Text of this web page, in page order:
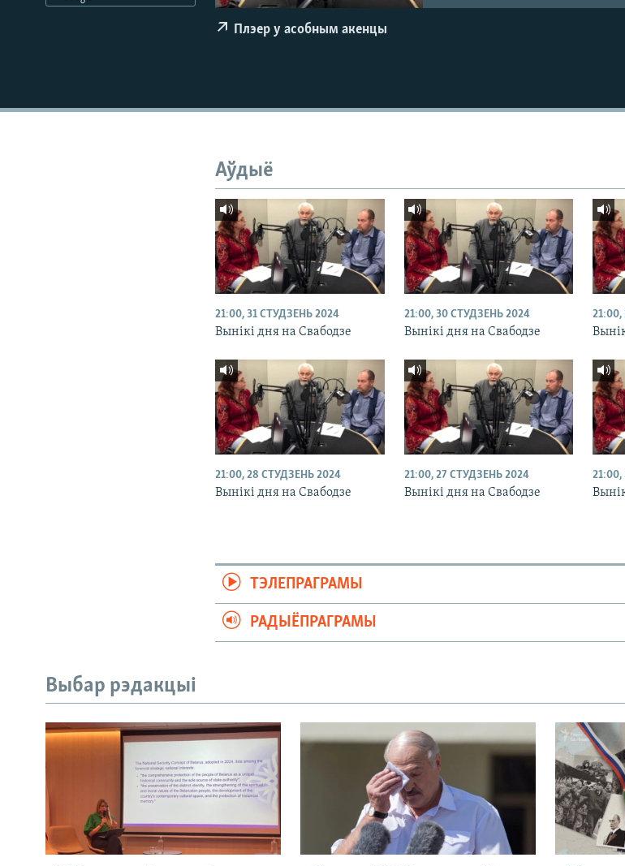
Плэер у асобным акенцы
Аўдыё
21:00, 31 СТУДЗЕНЬ 2024
Вынікі дня на Свабодзе
21:00, 30 СТУДЗЕНЬ 2024
Вынікі дня на Свабодзе
21:00, 28 СТУДЗЕНЬ 2024
Вынікі дня на Свабодзе
21:00, 27 СТУДЗЕНЬ 2024
Вынікі дня на Свабодзе
ТЭЛЕПРАГРАМЫ
РАДЫЁПРАГРАМЫ
Выбар рэдакцыі